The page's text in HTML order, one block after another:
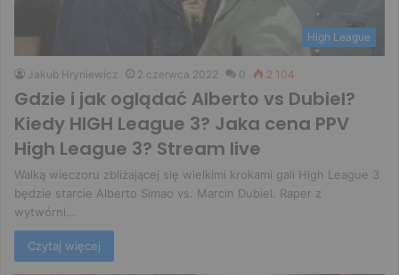
High League
Jakub Hryniewicz 2 czerwca 2022 0 2 104
Gdzie i jak oglądać Alberto vs Dubiel?
Kiedy HIGH League 3? Jaka cena PPV
High League 3? Stream live
Walką wieczoru zbliżającej się wielkimi krokami gali High League 3
będzie starcie Alberto Simao vs. Marcin Dubiel. Raper z
wytwórni…
Czytaj więcej